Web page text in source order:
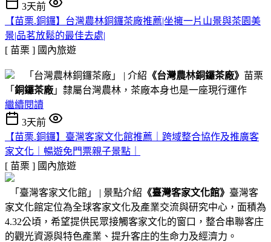
3天前
【苗栗.銅鑼】台灣農林銅鑼茶廠推薦|坐擁一片山景與茶園美
景|品茗放鬆的最佳去處|
[ 苗栗 ] 國內旅遊
「台灣農林銅鑼茶廠」 | 介紹 《台灣農林銅鑼茶廠》 苗栗
「 銅鑼茶廠 」隸屬台灣農林，茶廠本身也是一座現行運作
繼續閱讀
3天前
【苗栗.銅鑼】臺灣客家文化館推薦｜跨域整合協作及推廣客
家文化｜暢遊免門票親子景點｜
[ 苗栗 ] 國內旅遊
「臺灣客家文化館」 | 景點介紹 《臺灣客家文化館》 臺灣客
家文化館定位為全球客家文化及產業交流與研究中心，面積為
4.32公頃，希望提供民眾接觸客家文化的窗口，整合串聯客庄
的觀光資源與特色產業、提升客庄的生命力及經濟力。